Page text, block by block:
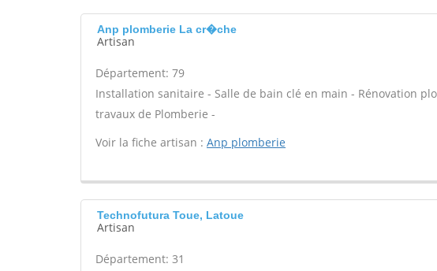
Anp plomberie La cr�che
Artisan
Département: 79
Installation sanitaire - Salle de bain clé en main - Rénovation
travaux de Plomberie -
Voir la fiche artisan : Anp plomberie
Technofutura Toue, Latoue
Artisan
Département: 31